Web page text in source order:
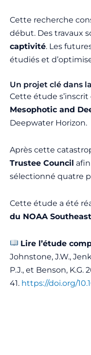
Cette recherche
début. Des travaux
captivité. Les
étudiés et
Un projet clé dans
Cette étude
Mesophotic and
Deepwater Horizon.
Après cette
Trustee Council
sélectionné quatre
Cette étude a été
du NOAA
Lire l’étude
Johnstone, J.W.,
P.J., et Benson, K.G.
41. https://doi.org/